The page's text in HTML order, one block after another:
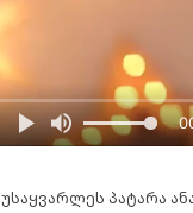
უსაყვარლეს პატარა